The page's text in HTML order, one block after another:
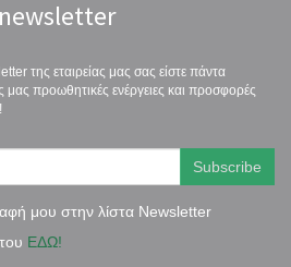
της εταιρείας μας σας είστε πάντα
μας προωθητικές ενέργειες και προσφορές
μου στην λίστα Newsletter
ΕΔΩ!